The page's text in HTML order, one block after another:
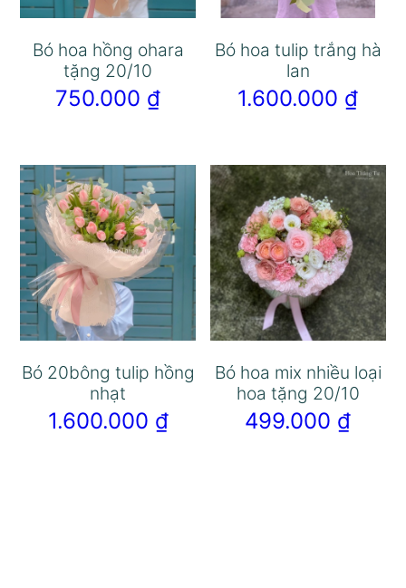
Bó hoa hồng ohara
tặng 20/10
750.000 ₫
Bó hoa tulip trắng hà
lan
1.600.000 ₫
Bó 20bông tulip hồng
nhạt
1.600.000 ₫
Bó hoa mix nhiều loại
hoa tặng 20/10
499.000 ₫